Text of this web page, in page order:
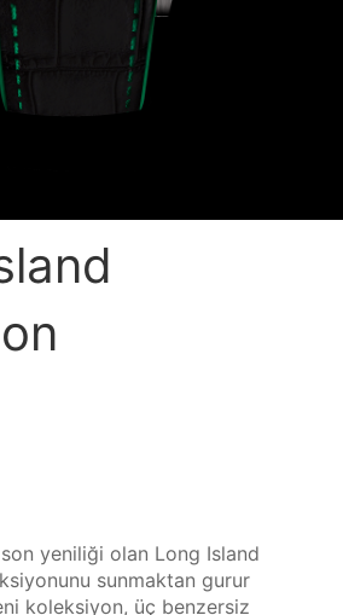
yeniliği olan Long Island
sunmaktan gurur
koleksiyon, üç benzersiz